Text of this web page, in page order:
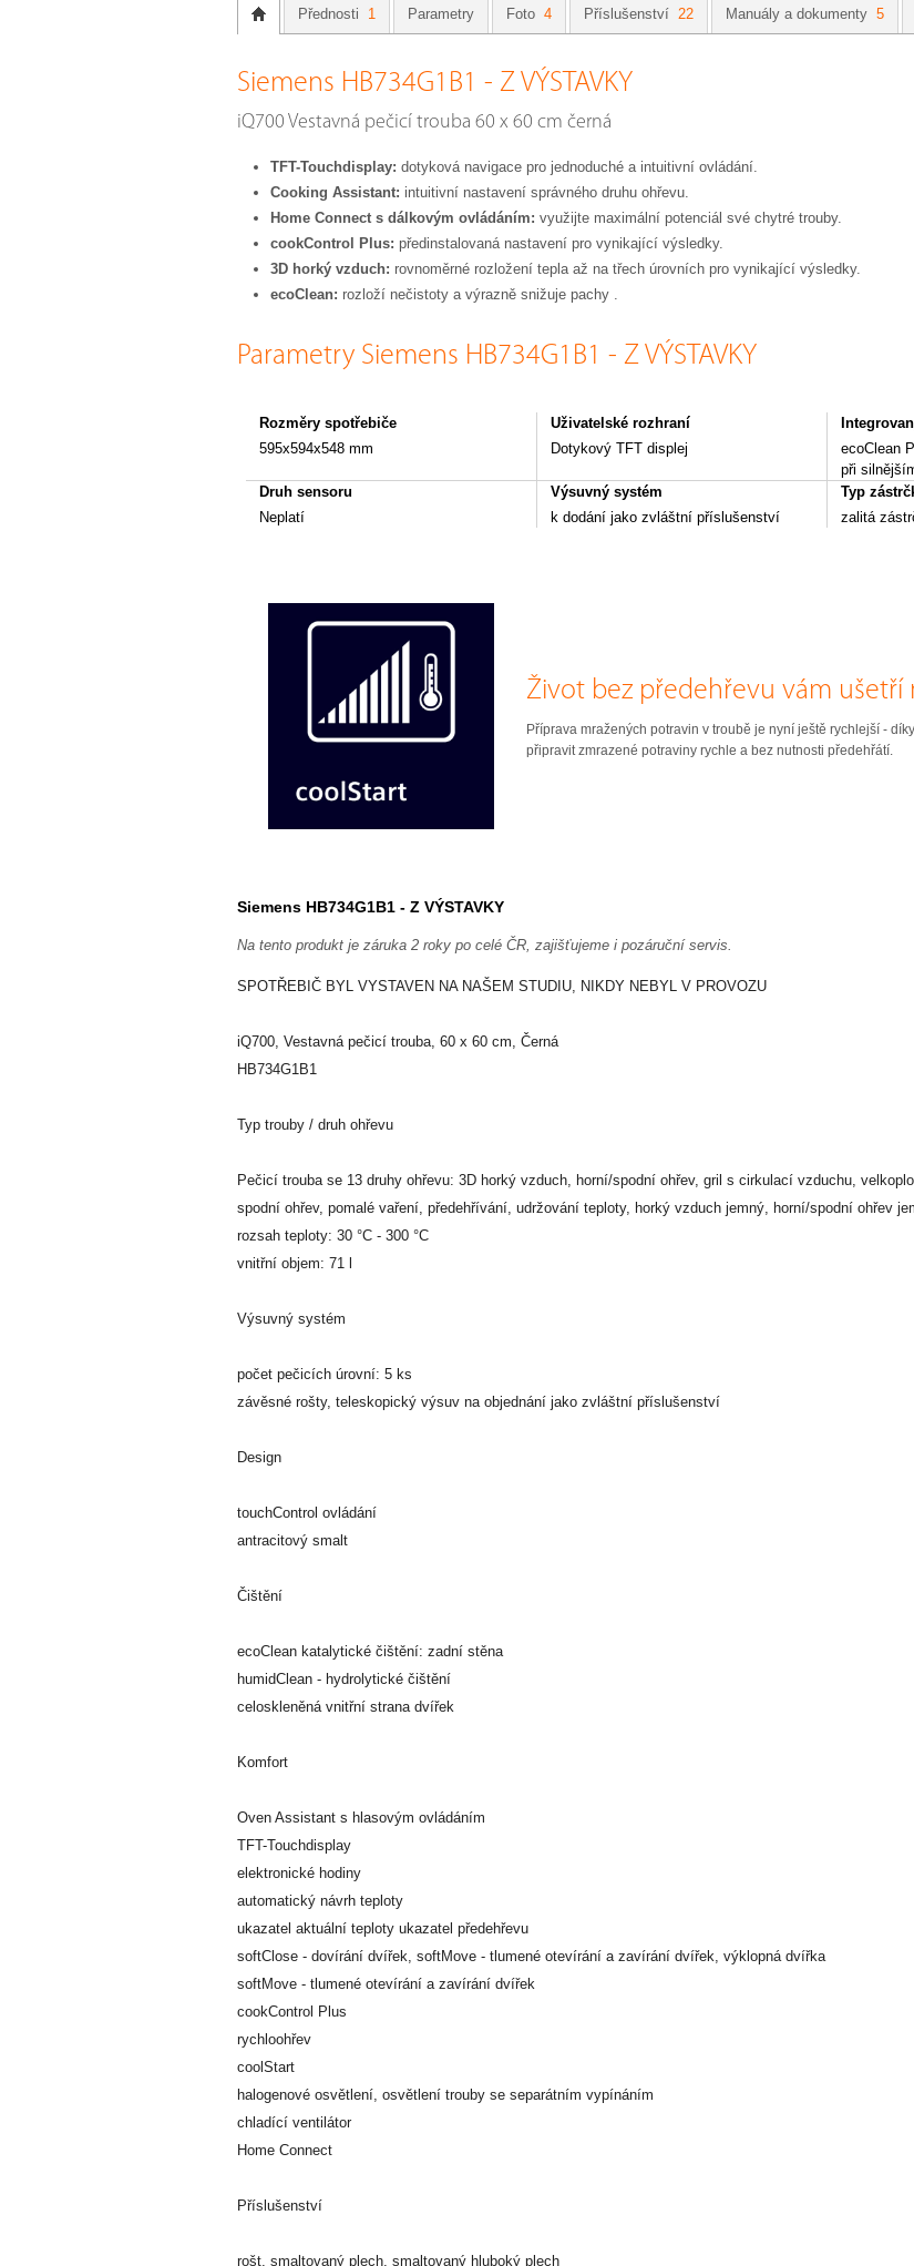
Přednosti 1 Parametry Foto 4 Příslušenství 22 Manuály a dokumenty 5
Siemens HB734G1B1 - Z VÝSTAVKY
iQ700 Vestavná pečicí trouba 60 x 60 cm černá
TFT-Touchdisplay: dotyková navigace pro jednoduché a intuitivní ovládání.
Cooking Assistant: intuitivní nastavení správného druhu ohřevu.
Home Connect s dálkovým ovládáním: využijte maximální potenciál své chytré trouby.
cookControl Plus: předinstalovaná nastavení pro vynikající výsledky.
3D horký vzduch: rovnoměrné rozložení tepla až na třech úrovních pro vynikající výsledky.
ecoClean: rozloží nečistoty a výrazně snižuje pachy .
Parametry Siemens HB734G1B1 - Z VÝSTAVKY
Rozměry spotřebiče
595x594x548 mm
Uživatelské rozhraní
Dotykový TFT displej
ecoClean
při
Druh sensoru
Neplatí
Výsuvný systém
k dodání jako zvláštní příslušenství
Typ
zalitá
Život bez předehřevu vám
Příprava mražených potravin v troubě je nyní ještě rychlejší -
připravit zmrazené potraviny rychle a bez nutnosti předehřátí.
Siemens HB734G1B1 - Z VÝSTAVKY
Na tento produkt je záruka 2 roky po celé ČR, zajišťujeme i pozáruční servis.
SPOTŘEBIČ BYL VYSTAVEN NA NAŠEM STUDIU, NIKDY NEBYL V PROVOZU
iQ700, Vestavná pečicí trouba, 60 x 60 cm, Černá
HB734G1B1
Typ trouby / druh ohřevu
Pečicí trouba se 13 druhy ohřevu: 3D horký vzduch, horní/spodní ohřev, gril s cirkulací vzduchu,
spodní ohřev, pomalé vaření, předehřívání, udržování teploty, horký vzduch jemný, horní/spodní ohřev
rozsah teploty: 30 °C - 300 °C
vnitřní objem: 71 l
Výsuvný systém
počet pečicích úrovní: 5 ks
závěsné rošty, teleskopický výsuv na objednání jako zvláštní příslušenství
Design
touchControl ovládání
antracitový smalt
Čištění
ecoClean katalytické čištění: zadní stěna
humidClean - hydrolytické čištění
celoskleněná vnitřní strana dvířek
Komfort
Oven Assistant s hlasovým ovládáním
TFT-Touchdisplay
elektronické hodiny
automatický návrh teploty
ukazatel aktuální teploty ukazatel předehřevu
softClose - dovírání dvířek, softMove - tlumené otevírání a zavírání dvířek, výklopná dvířka
softMove - tlumené otevírání a zavírání dvířek
cookControl Plus
rychloohřev
coolStart
halogenové osvětlení, osvětlení trouby se separátním vypínáním
chladící ventilátor
Home Connect
Příslušenství
rošt, smaltovaný plech, smaltovaný hluboký plech